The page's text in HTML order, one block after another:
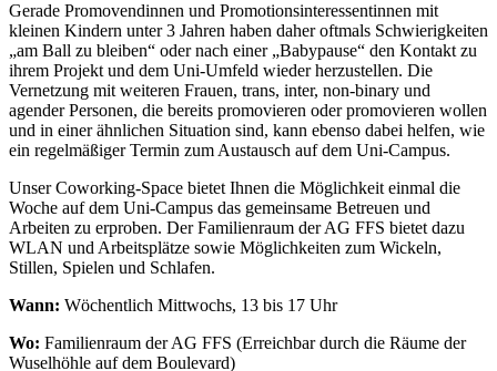
Gerade Promovendinnen und Promotionsinteressentinnen mit
kleinen Kindern unter 3 Jahren haben daher oftmals Schwierigkeiten
„am Ball zu bleiben“ oder nach einer „Babypause“ den Kontakt zu
ihrem Projekt und dem Uni-Umfeld wieder herzustellen. Die
Vernetzung mit weiteren Frauen, trans, inter, non-binary und
agender Personen, die bereits promovieren oder promovieren wollen
und in einer ähnlichen Situation sind, kann ebenso dabei helfen, wie
ein regelmäßiger Termin zum Austausch auf dem Uni-Campus.
Unser Coworking-Space bietet Ihnen die Möglichkeit einmal die
Woche auf dem Uni-Campus das gemeinsame Betreuen und
Arbeiten zu erproben. Der Familienraum der AG FFS bietet dazu
WLAN und Arbeitsplätze sowie Möglichkeiten zum Wickeln,
Stillen, Spielen und Schlafen.
Wann: Wöchentlich Mittwochs, 13 bis 17 Uhr
Wo: Familienraum der AG FFS (Erreichbar durch die Räume der
Wuselhöhle auf dem Boulevard)